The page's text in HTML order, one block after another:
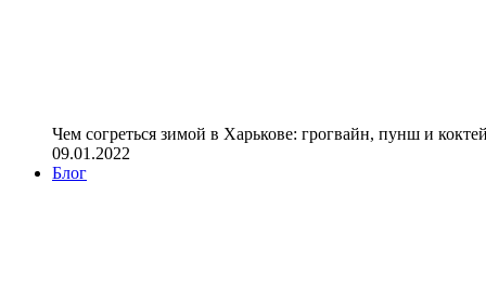
Чем согреться зимой в Харькове: грогвайн, пунш и
09.01.2022
Блог